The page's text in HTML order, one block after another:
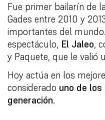
Fue primer bailarín de
Gades entre 2010 y
importantes del
espectáculo, El Jaleo,
y Paquete, que le valió
Hoy actúa en los
considerado uno de
generación.